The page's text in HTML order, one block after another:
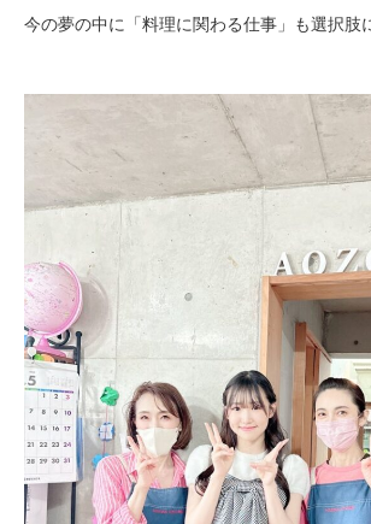
今の夢の中に「料理に関わる仕事」も選択肢